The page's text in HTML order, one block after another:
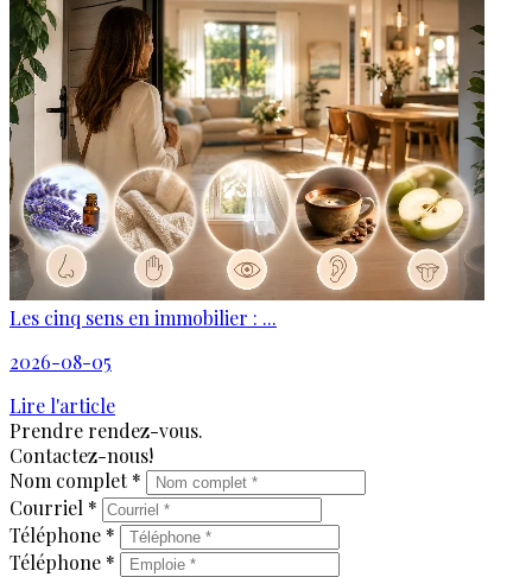
Les cinq sens en immobilier : ...
2026-08-05
Lire l'article
Prendre rendez-vous.
Contactez-nous!
Nom complet *
Courriel *
Téléphone *
Téléphone *